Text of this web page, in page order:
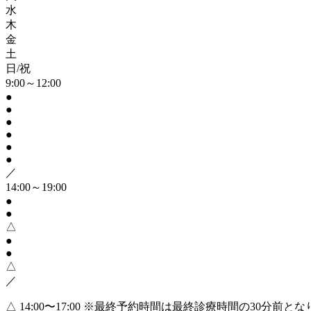
水
木
金
土
日/祝
9:00～12:00
●
●
●
●
●
●
／
14:00～19:00
●
●
△
●
●
△
／
△ 14:00〜17:00 ※最終予約時間は最終診療時間の30分前とな